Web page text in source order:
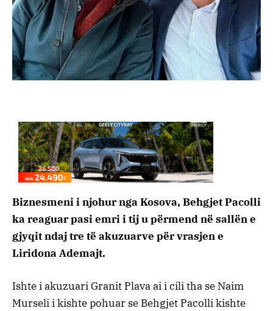
Biznesmeni i njohur nga Kosova, Behgjet Pacolli
ka reaguar pasi emri i tij u përmend në sallën e
gjyqit ndaj tre të akuzuarve për vrasjen e
Liridona Ademajt.
Ishte i akuzuari Granit Plava ai i cili tha se Naim
Murseli i kishte pohuar se Behgjet Pacolli kishte